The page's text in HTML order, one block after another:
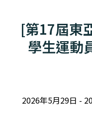
[第17屆東
學生運動
2026年5月29日